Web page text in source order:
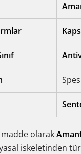
olarak
iskeletinden